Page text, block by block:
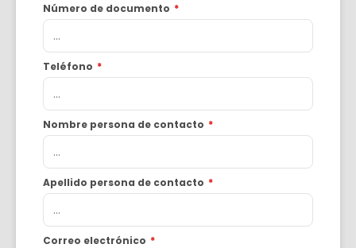
Número de documento *
Teléfono *
Nombre persona de contacto *
Apellido persona de contacto *
Correo electrónico *